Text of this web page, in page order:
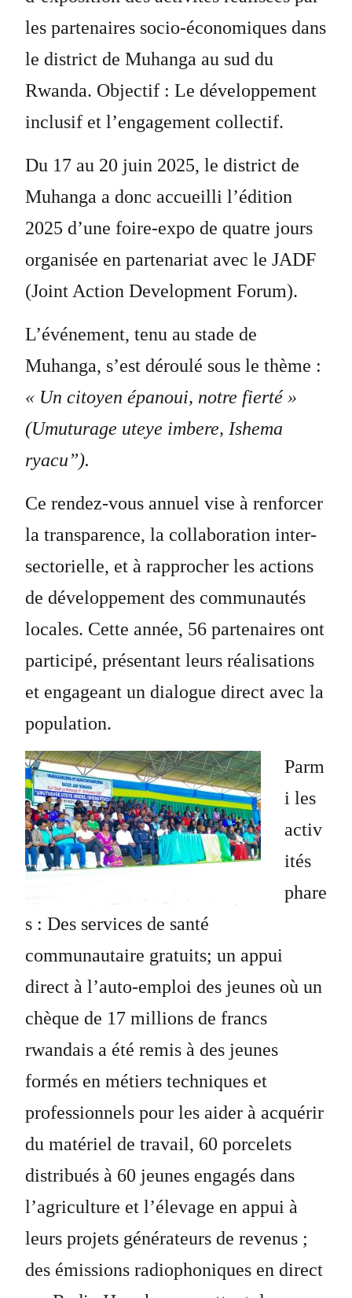
les partenaires socio-économiques dans
le district de Muhanga au sud du
Rwanda. Objectif : Le développement
inclusif et l’engagement collectif.
Du 17 au 20 juin 2025, le district de
Muhanga a donc accueilli l’édition
2025 d’une foire-expo de quatre jours
organisée en partenariat avec le JADF
(Joint Action Development Forum).
L’événement, tenu au stade de
Muhanga, s’est déroulé sous le thème :
« Un citoyen épanoui, notre fierté »
(Umuturage uteye imbere, Ishema
ryacu”).
Ce rendez-vous annuel vise à renforcer
la transparence, la collaboration inter-
sectorielle, et à rapprocher les actions
de développement des communautés
locales. Cette année, 56 partenaires ont
participé, présentant leurs réalisations
et engageant un dialogue direct avec la
population.
Parm
i les
activ
ités
phare
s : Des services de santé
communautaire gratuits; un appui
direct à l’auto-emploi des jeunes où un
chèque de 17 millions de francs
rwandais a été remis à des jeunes
formés en métiers techniques et
professionnels pour les aider à acquérir
du matériel de travail, 60 porcelets
distribués à 60 jeunes engagés dans
l’agriculture et l’élevage en appui à
leurs projets générateurs de revenus ;
des émissions radiophoniques en direct